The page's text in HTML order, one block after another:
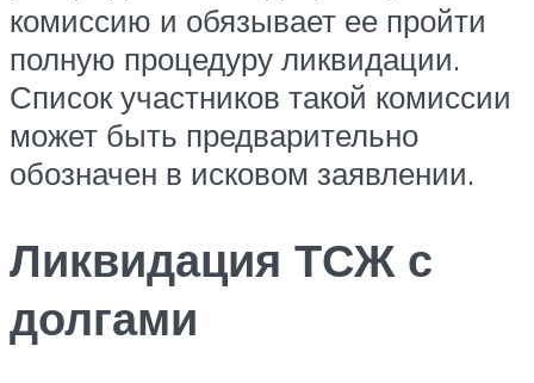
комиссию и обязывает ее пройти
полную процедуру ликвидации.
Список участников такой комиссии
может быть предварительно
обозначен в исковом заявлении.
Ликвидация ТСЖ с
долгами